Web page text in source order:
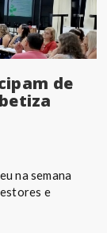
de
na semana
e